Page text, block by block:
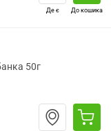
Де є До кошика
50г